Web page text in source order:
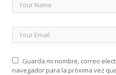
Guarda mi nombre, correo
navegador para la próxima vez